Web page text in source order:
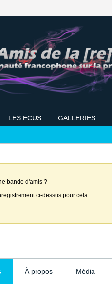
LES ECUS GALLERIES
bande d'amis ?
ci-dessus pour cela.
À propos Média